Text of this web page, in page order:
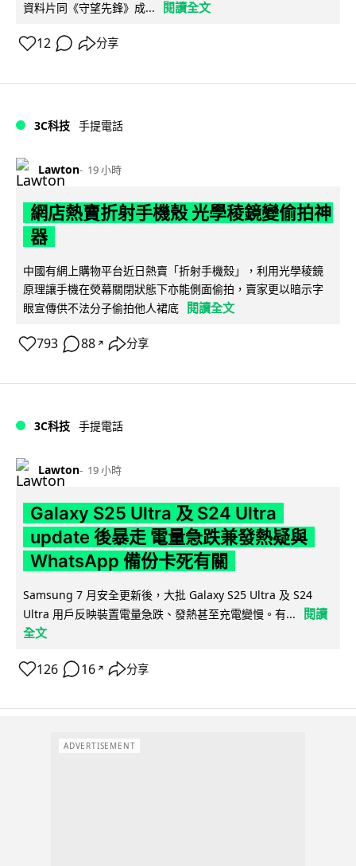
資料片同《守望先鋒》成... 閱讀全文
12 分享
3C科技 手提電話
Lawton 19 小時
網店熱賣折射手機殼 光學稜鏡變偷拍神
器
中國有網上購物平台近日熱賣「折射手機殼」，利用光學稜鏡
原理讓手機在熒幕關閉狀態下亦能側面偷拍，賣家更以暗示字
眼宣傳供不法分子偷拍他人裙底
閱讀全文
793 88 ↗ 分享
3C科技 手提電話
Lawton 19 小時
Galaxy S25 Ultra 及 S24 Ultra
update 後暴走 電量急跌兼發熱疑與
WhatsApp 備份卡死有關
Samsung 7 月安全更新後，大批 Galaxy S25 Ultra 及 S24
Ultra 用戶反映裝置電量急跌、發熱甚至充電變慢。有...
閱讀
全文
126 16 ↗ 分享
ADVERTISEMENT